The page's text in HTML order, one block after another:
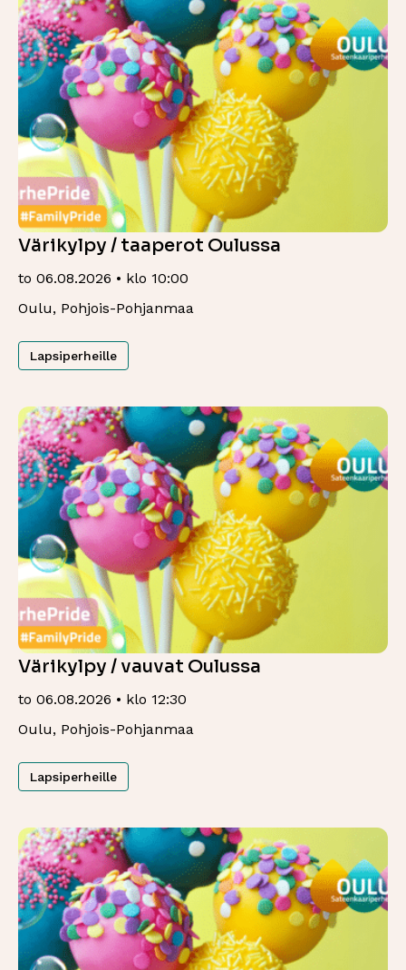
Värikylpy / taaperot Oulussa
to 06.08.2026 • klo 10:00
Oulu, Pohjois-Pohjanmaa
Lapsiperheille
Värikylpy / vauvat Oulussa
to 06.08.2026 • klo 12:30
Oulu, Pohjois-Pohjanmaa
Lapsiperheille